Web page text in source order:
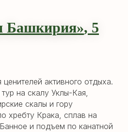
Башкирия», 5
активного отдыха.
на скалу Уклы-Кая,
скалы и гору
хребту Крака, сплав на
и подъем по канатной